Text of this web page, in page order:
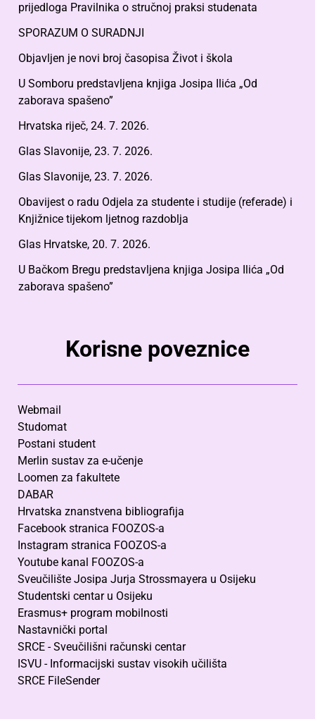
prijedloga Pravilnika o stručnoj praksi studenata
SPORAZUM O SURADNJI
Objavljen je novi broj časopisa Život i škola
U Somboru predstavljena knjiga Josipa Ilića „Od
zaborava spašeno”
Hrvatska riječ, 24. 7. 2026.
Glas Slavonije, 23. 7. 2026.
Glas Slavonije, 23. 7. 2026.
Obavijest o radu Odjela za studente i studije (referade) i
Knjižnice tijekom ljetnog razdoblja
Glas Hrvatske, 20. 7. 2026.
U Bačkom Bregu predstavljena knjiga Josipa Ilića „Od
zaborava spašeno”
Korisne poveznice
Webmail
Studomat
Postani student
Merlin sustav za e-učenje
Loomen za fakultete
DABAR
Hrvatska znanstvena bibliografija
Facebook stranica FOOZOS-a
Instagram stranica FOOZOS-a
Youtube kanal FOOZOS-a
Sveučilište Josipa Jurja Strossmayera u Osijeku
Studentski centar u Osijeku
Erasmus+ program mobilnosti
Nastavnički portal
SRCE - Sveučilišni računski centar
ISVU - Informacijski sustav visokih učilišta
SRCE FileSender